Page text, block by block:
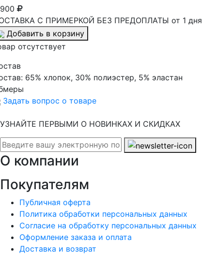
С ПРИМЕРКОЙ БЕЗ ПРЕДОПЛАТЫ от 1 дня
Добавить в корзину
отсутствует
65% хлопок, 30% полиэстер, 5% эластан
Задать вопрос о товаре
УЗНАЙТЕ ПЕРВЫМИ О НОВИНКАХ И СКИДКАХ
О компании
Покупателям
Публичная оферта
Политика обработки персональных данных
Согласие на обработку персональных данных
Оформление заказа и оплата
Доставка и возврат